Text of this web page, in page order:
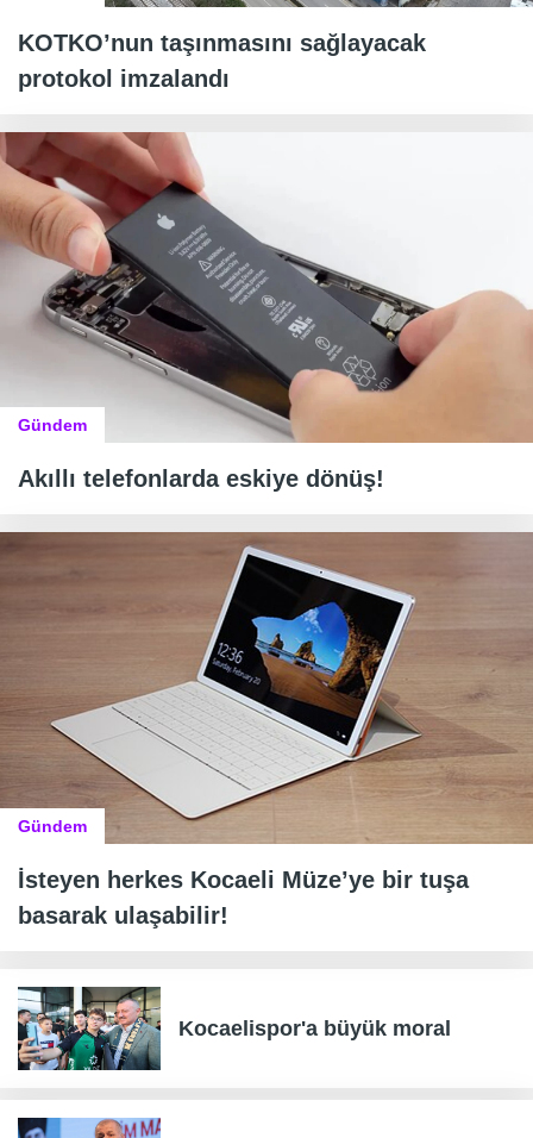
KOTKO’nun taşınmasını sağlayacak
protokol imzalandı
Gündem
Akıllı telefonlarda eskiye dönüş!
Gündem
İsteyen herkes Kocaeli Müze’ye bir tuşa
basarak ulaşabilir!
Kocaelispor'a büyük moral